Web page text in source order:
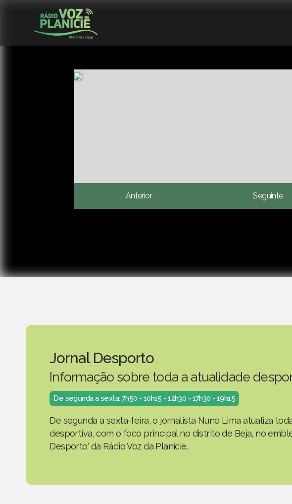
Anterior Seguinte
Jornal Desporto
Informação sobre toda a atualidade
De segunda a sexta: 7h50 - 10h15 - 12h30 - 17h30 - 19h15
De segunda a sexta-feira, o jornalista Nuno Lima atualiza
desportiva, com o foco principal no distrito de Beja, no
Desporto' da Rádio Voz da Planície.